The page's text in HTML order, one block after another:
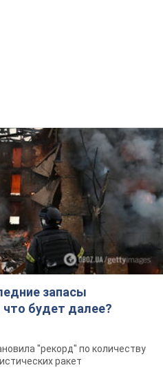
запасы
что будет далее?
"рекорд" по количеству
ракет
склад Wildberries:
дым. Фото и видео
ПВО